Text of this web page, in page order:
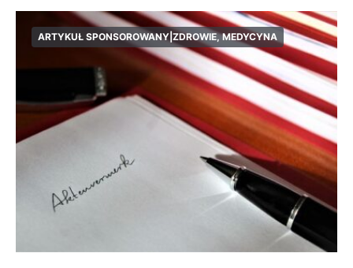
ARTYKUŁ SPONSOROWANY|ZDROWIE, MEDYCYNA